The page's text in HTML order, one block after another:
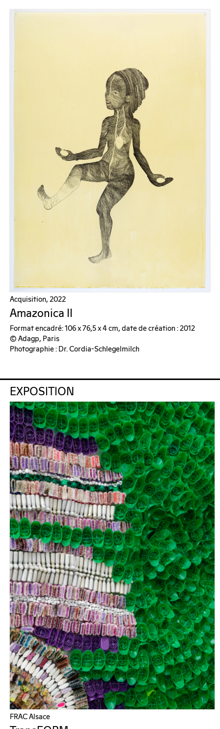
Acquisition, 2022
Amazonica II
Format encadré: 106 x 76,5 x 4 cm, date de création : 2012
© Adagp, Paris
Photographie : Dr. Cordia-Schlegelmilch
EXPOSITION
FRAC Alsace